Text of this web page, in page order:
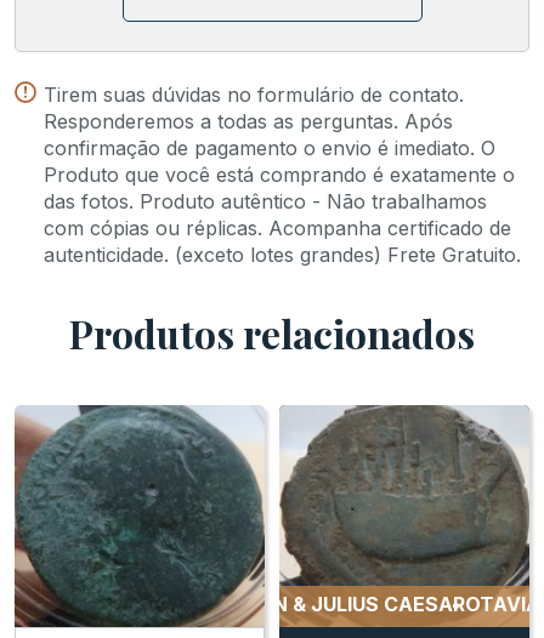
Tirem suas dúvidas no formulário de contato.
Responderemos a todas as perguntas. Após
confirmação de pagamento o envio é imediato. O
Produto que você está comprando é exatamente o
das fotos. Produto autêntico - Não trabalhamos
com cópias ou réplicas. Acompanha certificado de
autenticidade. (exceto lotes grandes) Frete Gratuito.
Produtos relacionados
CAESAROTAVIAN & JULIUS CAESAROTAVIAN &